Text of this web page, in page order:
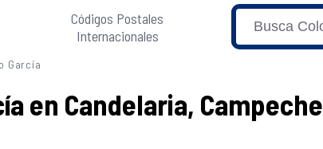
Códigos Postales
Internacionales
García
en Candelaria, Campeche